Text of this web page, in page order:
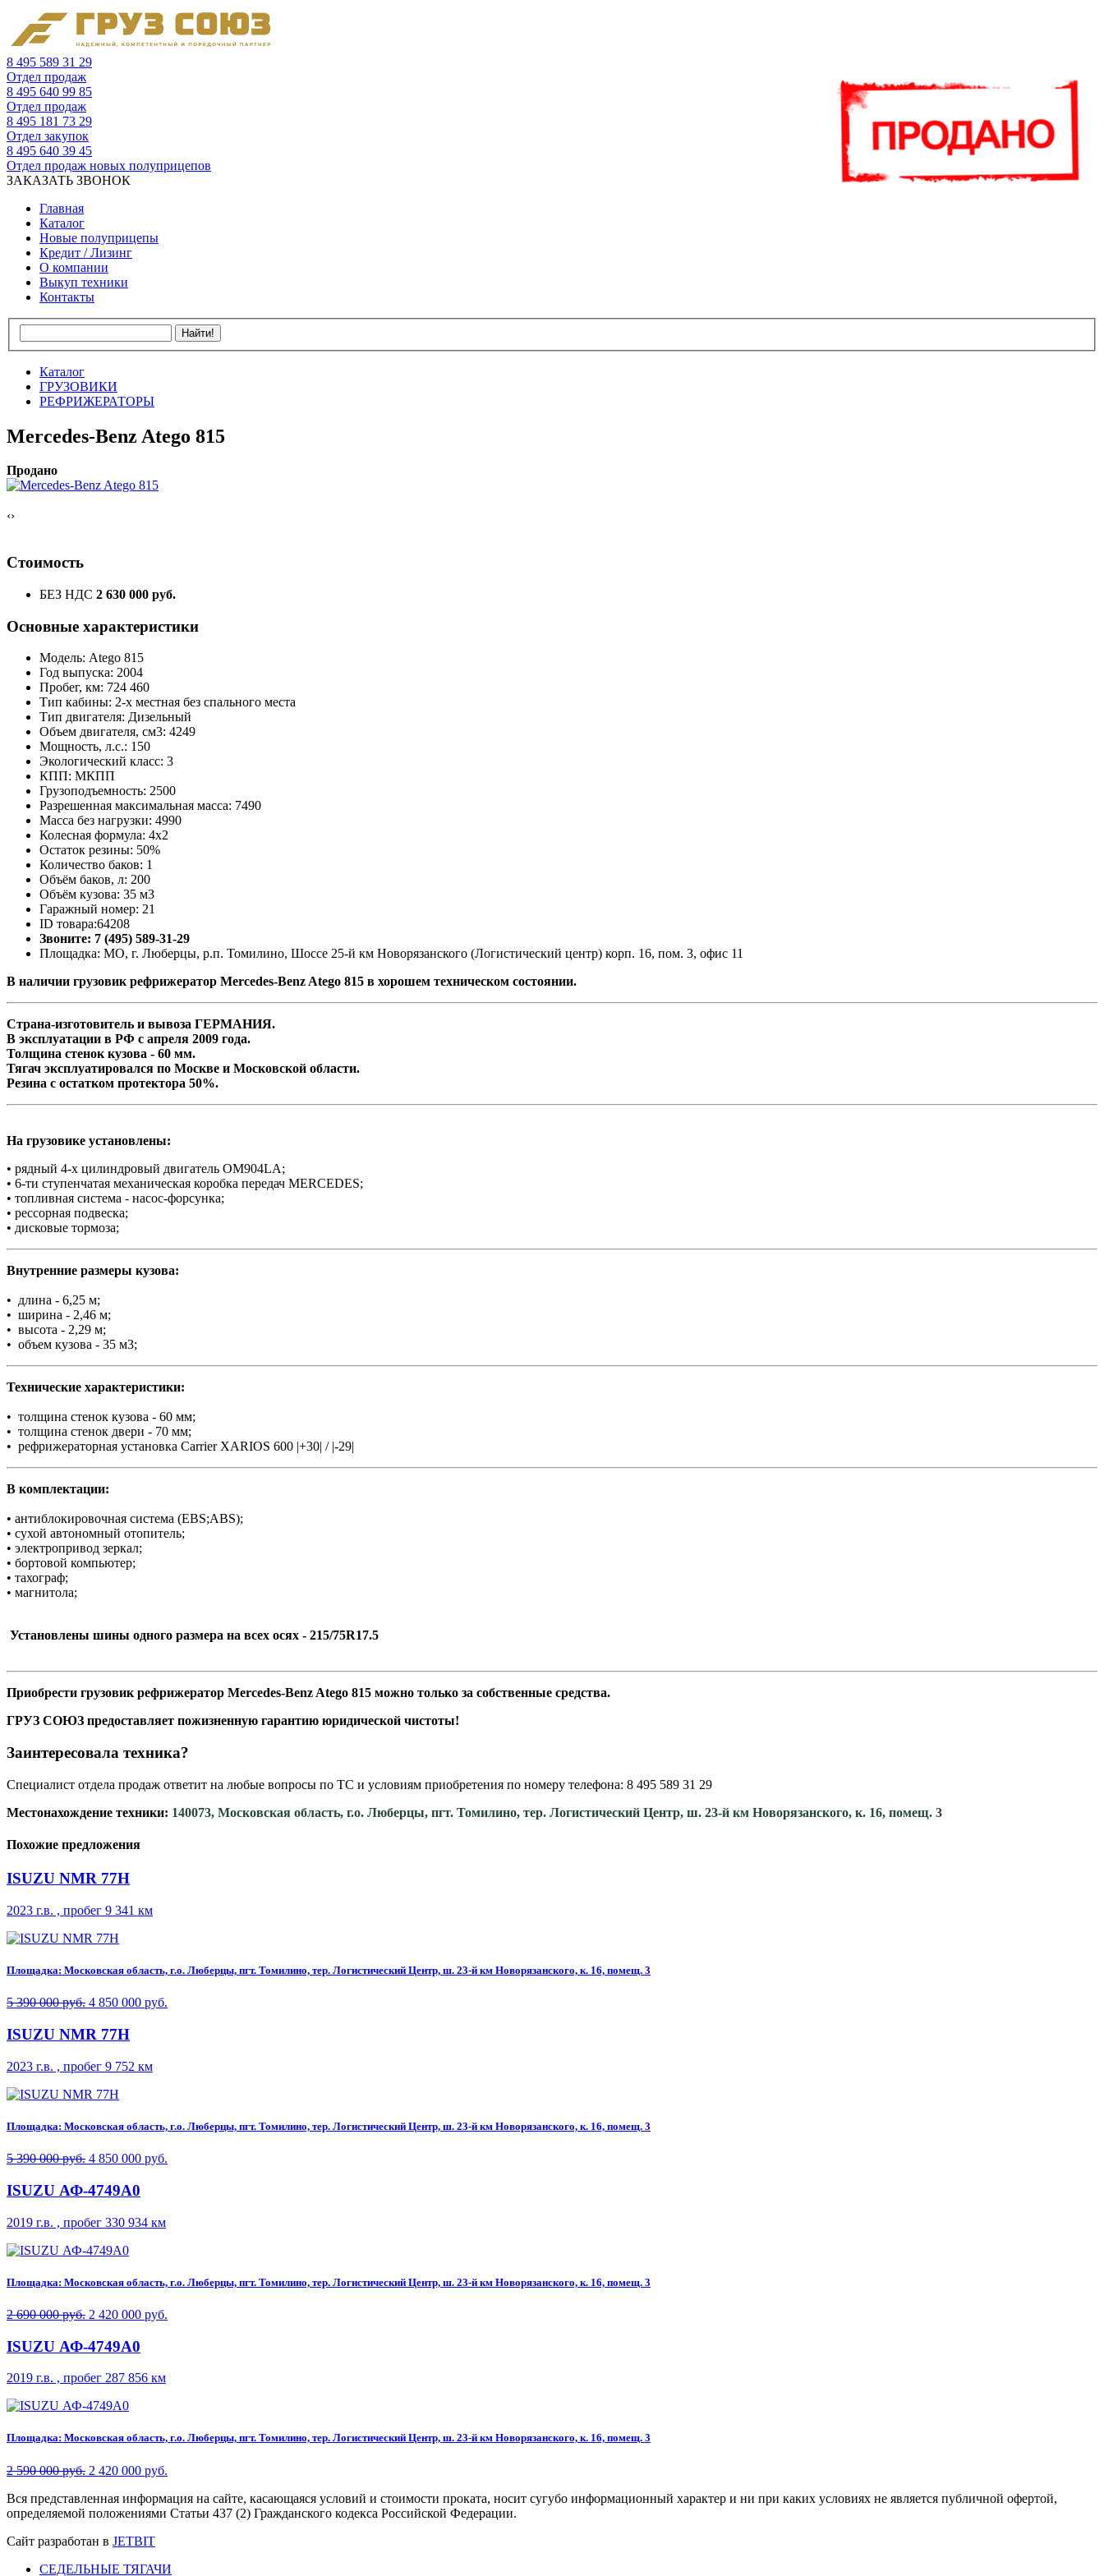
8 495 589 31 29
Отдел продаж
8 495 640 99 85
Отдел продаж
8 495 181 73 29
Отдел закупок
8 495 640 39 45
Отдел продаж новых полуприцепов
ЗАКАЗАТЬ ЗВОНОК
Главная
Каталог
Новые полуприцепы
Кредит / Лизинг
О компании
Выкуп техники
Контакты
Каталог
ГРУЗОВИКИ
РЕФРИЖЕРАТОРЫ
Mercedes-Benz Atego 815
Продано
‹›
Стоимость
БЕЗ НДС 2 630 000 руб.
Основные характеристики
Модель: Atego 815
Год выпуска: 2004
Пробег, км: 724 460
Тип кабины: 2-х местная без спального места
Тип двигателя: Дизельный
Объем двигателя, см3: 4249
Мощность, л.с.: 150
Экологический класс: 3
КПП: МКПП
Грузоподъемность: 2500
Разрешенная максимальная масса: 7490
Масса без нагрузки: 4990
Колесная формула: 4x2
Остаток резины: 50%
Количество баков: 1
Объём баков, л: 200
Объём кузова: 35 м3
Гаражный номер: 21
ID товара:64208
Звоните: 7 (495) 589-31-29
Площадка: МО, г. Люберцы, р.п. Томилино, Шоссе 25-й км Новорязанского (Логистический центр) корп. 16, пом. 3, офис 11
В наличии грузовик рефрижератор Mercedes-Benz Atego 815 в хорошем техническом состоянии.
Страна-изготовитель и вывоза ГЕРМАНИЯ.
В эксплуатации в РФ с апреля 2009 года.
Толщина стенок кузова - 60 мм.
Тягач эксплуатировался по Москве и Московской области.
Резина с остатком протектора 50%.
На грузовике установлены:
• рядный 4-х цилиндровый двигатель OM904LA;
• 6-ти ступенчатая механическая коробка передач MERCEDES;
• топливная система - насос-форсунка;
• рессорная подвеска;
• дисковые тормоза;
Внутренние размеры кузова:
• длина - 6,25 м;
• ширина - 2,46 м;
• высота - 2,29 м;
• объем кузова - 35 м3;
Технические характеристики:
• толщина стенок кузова - 60 мм;
• толщина стенок двери - 70 мм;
• рефрижераторная установка Carrier XARIOS 600 |+30| / |-29|
В комплектации:
• антиблокировочная система (EBS;ABS);
• сухой автономный отопитель;
• электропривод зеркал;
• бортовой компьютер;
• тахограф;
• магнитола;
Установлены шины одного размера на всех осях - 215/75R17.5
Приобрести грузовик рефрижератор Mercedes-Benz Atego 815 можно только за собственные средства.
ГРУЗ СОЮЗ предоставляет пожизненную гарантию юридической чистоты!
Заинтересовала техника?
Специалист отдела продаж ответит на любые вопросы по ТС и условиям приобретения по номеру телефона: 8 495 589 31 29
Местонахождение техники: 140073, Московская область, г.о. Люберцы, пгт. Томилино, тер. Логистический Центр, ш. 23-й км Новорязанского, к. 16, помещ. 3
Похожие предложения
ISUZU NMR 77H
2023 г.в. , пробег 9 341 км
Площадка: Московская область, г.о. Люберцы, пгт. Томилино, тер. Логистический Центр, ш. 23-й км Новорязанского, к. 16, помещ. 3
5 390 000 руб. 4 850 000 руб.
ISUZU NMR 77H
2023 г.в. , пробег 9 752 км
Площадка: Московская область, г.о. Люберцы, пгт. Томилино, тер. Логистический Центр, ш. 23-й км Новорязанского, к. 16, помещ. 3
5 390 000 руб. 4 850 000 руб.
ISUZU АФ-4749A0
2019 г.в. , пробег 330 934 км
Площадка: Московская область, г.о. Люберцы, пгт. Томилино, тер. Логистический Центр, ш. 23-й км Новорязанского, к. 16, помещ. 3
2 690 000 руб. 2 420 000 руб.
ISUZU АФ-4749A0
2019 г.в. , пробег 287 856 км
Площадка: Московская область, г.о. Люберцы, пгт. Томилино, тер. Логистический Центр, ш. 23-й км Новорязанского, к. 16, помещ. 3
2 590 000 руб. 2 420 000 руб.
Вся представленная информация на сайте, касающаяся условий и стоимости проката, носит сугубо информационный характер и ни при каких условиях не является публичной офертой,
определяемой положениями Статьи 437 (2) Гражданского кодекса Российской Федерации.
Сайт разработан в JETBIT
СЕДЕЛЬНЫЕ ТЯГАЧИ